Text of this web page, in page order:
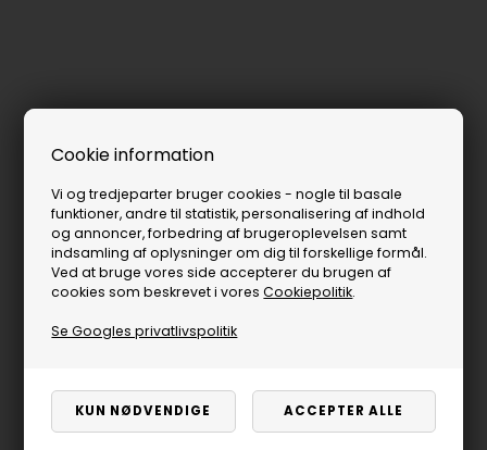
Cookie information
Vi og tredjeparter bruger cookies - nogle til basale
funktioner, andre til statistik, personalisering af indhold
og annoncer, forbedring af brugeroplevelsen samt
indsamling af oplysninger om dig til forskellige formål.
Ved at bruge vores side accepterer du brugen af
cookies som beskrevet i voresCookiepolitik.
Se Googles privatlivspolitik